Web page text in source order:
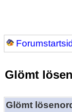
Glömt
Glömt